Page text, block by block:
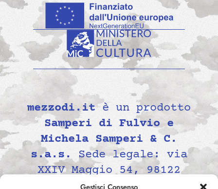
mezzodi.itè un prodotto
Samperi di Fulvio e
Michela Samperi & C.
s.a.s. Sede legale: via
XXIV Maggio 54, 98122
Messina, Italia P.IVA